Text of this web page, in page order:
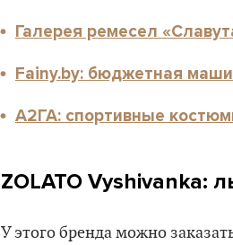
Галерея ремесел
Fainy.by: бюджетная
А2ГА: спортивные
ZOLATO Vyshivanka:
У этого бренда можно